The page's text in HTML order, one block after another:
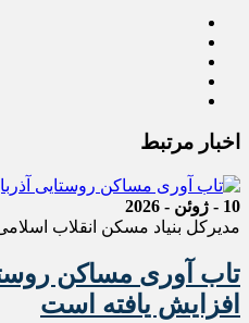
اخبار مرتبط
10 - ژوئن - 2026
مدیرکل بنیاد مسکن انقلاب
تاب آوری مساکن
افزایش یافته است